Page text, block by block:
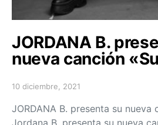
JORDANA B.
nueva canción
Posted on
10 diciembre, 2021
JORDANA B. presenta su nueva
Jordana B. presenta su nueva